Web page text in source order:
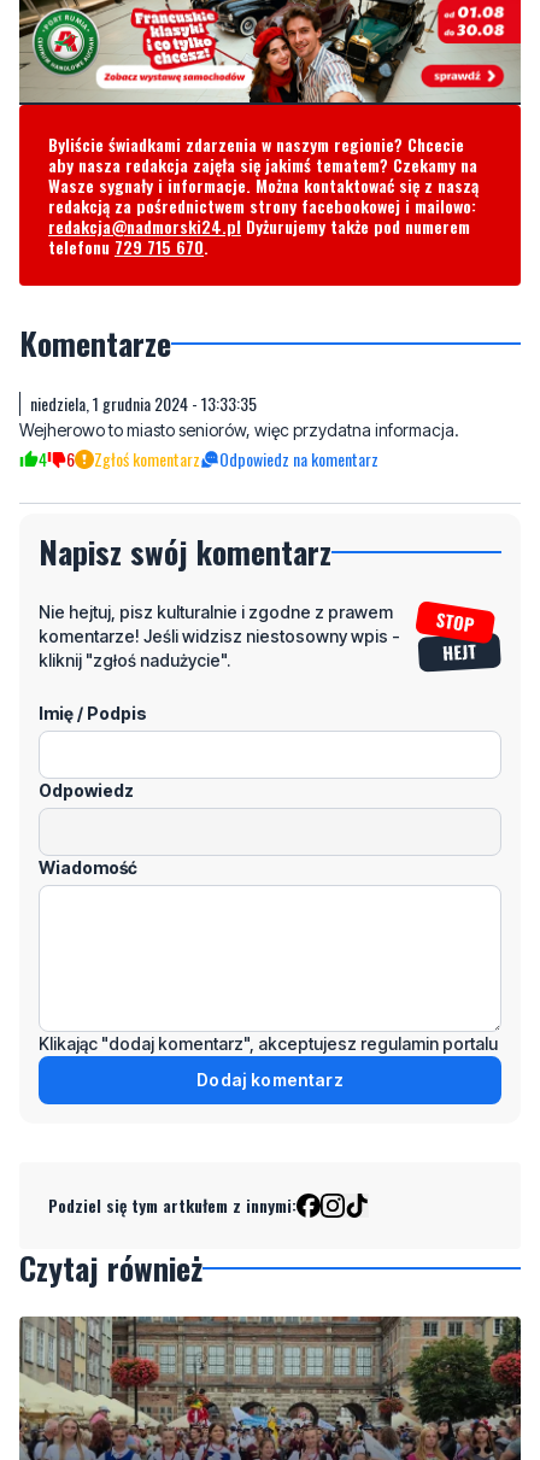
Byliście świadkami zdarzenia w naszym regionie? Chcecie
aby nasza redakcja zajęła się jakimś tematem? Czekamy na
Wasze sygnały i informacje. Można kontaktować się z naszą
redakcją za pośrednictwem strony facebookowej i mailowo:
redakcja@nadmorski24.pl Dyżurujemy także pod numerem
telefonu 729 715 670.
Komentarze
niedziela, 1 grudnia 2024 - 13:33:35
Wejherowo to miasto seniorów, więc przydatna informacja.
4 6 Zgłoś komentarz Odpowiedz na komentarz
Napisz swój komentarz
Nie hejtuj, pisz kulturalnie i zgodne z prawem
komentarze! Jeśli widzisz niestosowny wpis -
kliknij "zgłoś nadużycie".
Imię / Podpis
Odpowiedz
Wiadomość
Klikając "dodaj komentarz", akceptujesz regulamin portalu
Dodaj komentarz
Podziel się tym artkułem z innymi:
Czytaj również